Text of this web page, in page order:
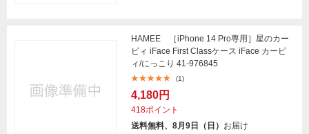
HAMEE ［iPhone 14 Pro専用］星のカー
ビィ iFace First Classケース iFace カービ
ィ/にっこり 41-976845
(1)
4,180円
418ポイント
送料無料、8月9日（日） お届け